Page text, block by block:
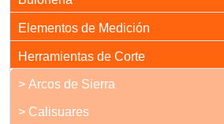
Elementos de Medición
Herramientas de Corte
> Arcos de Sierra
> Calisuares